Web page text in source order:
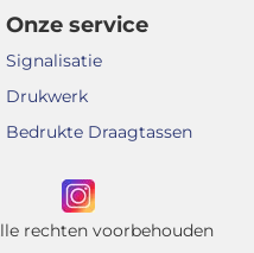
Onze service
Signalisatie
Drukwerk
Bedrukte Draagtassen
rechten voorbehouden